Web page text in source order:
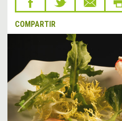
COMPARTIR